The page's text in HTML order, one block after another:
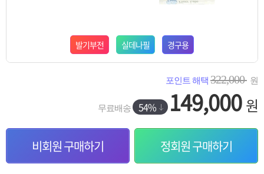
발기부전 실데나필 경구용
포인트 해택 322,000 원
무료배송 54% 149,000원
비회원 구매하기 정회원 구매하기